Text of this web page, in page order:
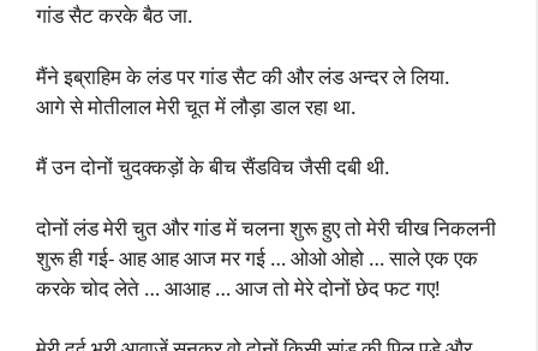
गांड सैट करके बैठ जा.
मैंने इब्राहिम के लंड पर गांड सैट की और लंड अन्दर ले लिया.
आगे से मोतीलाल मेरी चूत में लौड़ा डाल रहा था.
मैं उन दोनों चुदक्कड़ों के बीच सैंडविच जैसी दबी थी.
दोनों लंड मेरी चुत और गांड में चलना शुरू हुए तो मेरी चीख निकलनी
शुरू ही गई- आह आह आज मर गई … ओओ ओहो … साले एक एक
करके चोद लेते … आआह … आज तो मेरे दोनों छेद फट गए!